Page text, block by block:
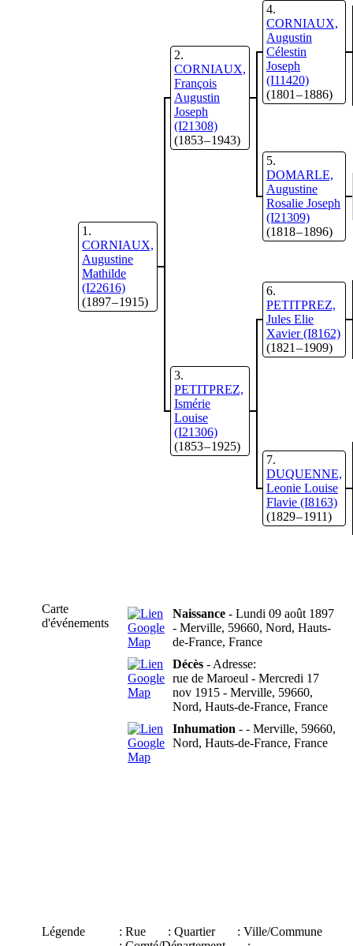
1
CORNIAUX,
Augustine
Mathilde
(I22616)
(1897 – 1915)
2
CORNIAUX,
François
Augustin
Joseph
(I21308)
(1853 – 1943)
4
CORNIAUX,
Augustin
Célestin
Joseph
(I11420)
(1801 – 1886)
5
DOMARLE,
Augustine
Rosalie Joseph
(I21309)
(1818 – 1896)
3
PETITPREZ,
Ismérie
Louise
(I21306)
(1853 – 1925)
6
PETITPREZ,
Jules Elie
Xavier (I8162)
(1821 – 1909)
7
DUQUENNE,
Leonie Louise
Flavie (I8163)
(1829 – 1911)
Carte
d'événements
Naissance - Lundi 09 août 1897
- Merville, 59660, Nord, Hauts-
de-France, France
Décès - Adresse:
rue de Maroeul - Mercredi 17
nov 1915 - Merville, 59660,
Nord, Hauts-de-France, France
Inhumation - - Merville, 59660,
Nord, Hauts-de-France, France
Légende : Rue : Quartier
: Ville/Commune